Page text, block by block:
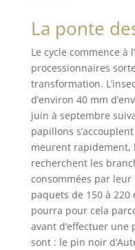
La ponte
Le cycle commence à
processionnaires
transformation.
d’environ 40 mm
juin à septembre
papillons
meurent rapidement,
recherchent les
consommées par
paquets de 150 à
pourra pour cela
avant d’effectuer une
sont : le pin noir